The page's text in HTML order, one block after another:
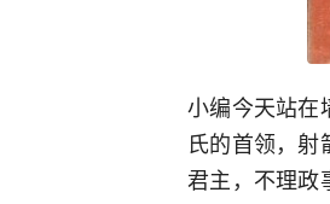
小编今天站在
氏的首领，
君主，不理政